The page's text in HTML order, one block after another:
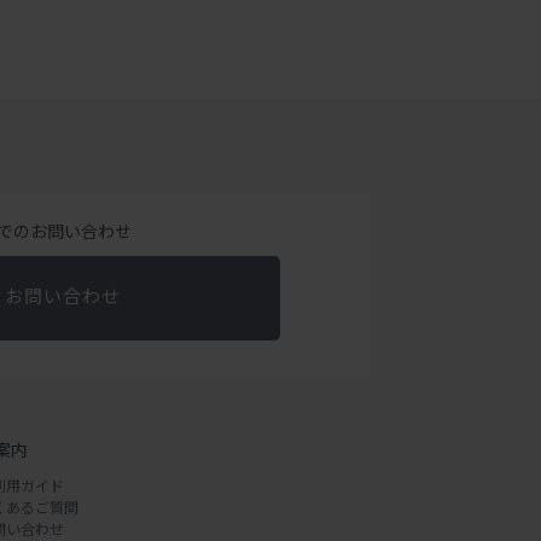
のお問い合わせ
お問い合わせ
内
用ガイド
あるご質問
い合わせ